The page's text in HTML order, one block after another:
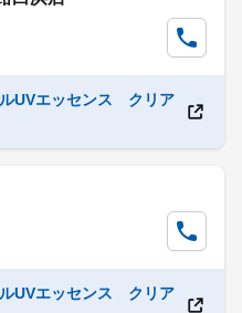
UVエッセンス クリア
UVエッセンス クリア